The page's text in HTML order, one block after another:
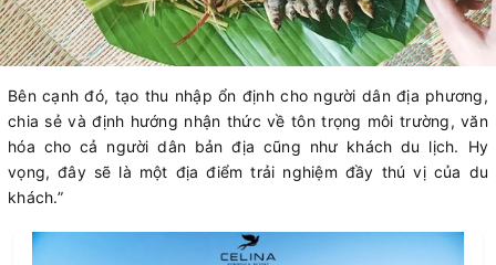
Bên cạnh đó, tạo thu nhập ổn định cho người dân địa phương,
chia sẻ và định hướng nhận thức về tôn trọng môi trường, văn
hóa cho cả người dân bản địa cũng như khách du lịch. Hy
vọng, đây sẽ là một địa điểm trải nghiệm đầy thú vị của du
khách.”